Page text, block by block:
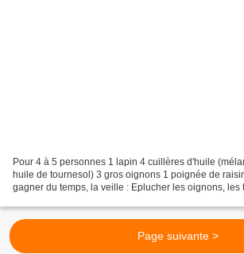
Pour 4 à 5 personnes 1 lapin 4 cuillères d'huile
huile de tournesol) 3 gros oignons 1 poignée de
gagner du temps, la veille : Eplucher les oignons, les
Page suivante >